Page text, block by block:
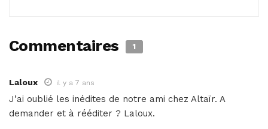
Commentaires 1
Laloux il y a 7 ans
J’ai oublié les inédites de notre ami chez Altaïr. A
demander et à rééditer ? Laloux.